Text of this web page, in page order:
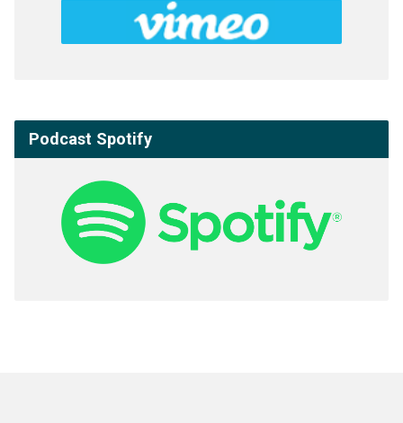
Podcast Spotify